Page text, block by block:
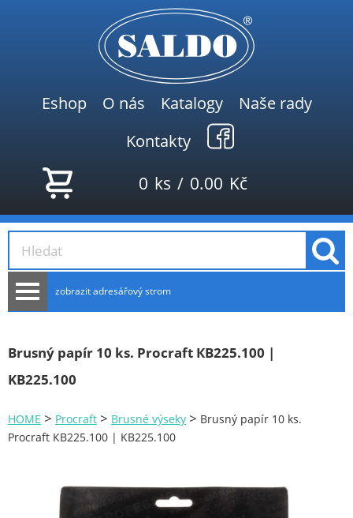
Eshop O nás Katalogy
Naše rady
Kontakty
0 ks / 0.00 Kč
zobrazit adresářový strom
NOVINKY
Zahrada
Žebříky a schůdky
NÁDOBY
Brusný papír 10 ks. Procraft КB225.100 |
KB225.100
HOME > Procraft > Brusné výseky > Brusný papír 10 ks.
Procraft КB225.100 | KB225.100